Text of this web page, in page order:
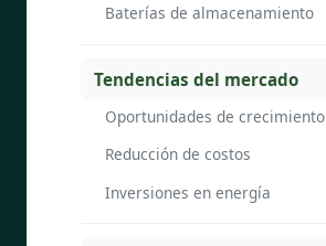
Baterías de almacenamiento
Tendencias del mercado
Oportunidades de crecimiento
Reducción de costos
Inversiones en energía